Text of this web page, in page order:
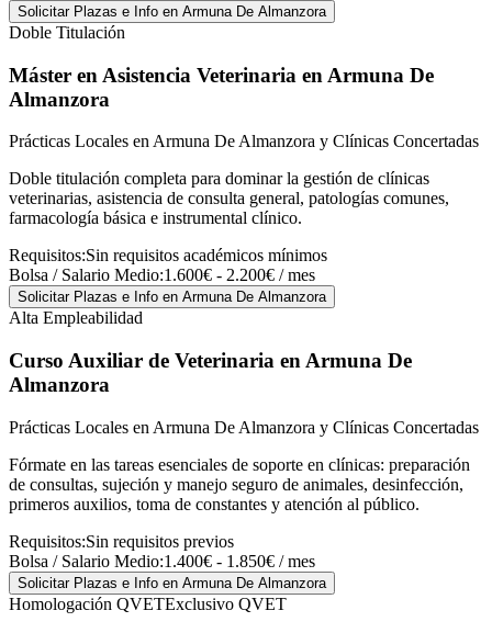
Solicitar Plazas e Info en Armuna De Almanzora
Doble Titulación
Máster en Asistencia Veterinaria en Armuna De
Almanzora
Prácticas Locales en Armuna De Almanzora y Clínicas Concertadas
Doble titulación completa para dominar la gestión de clínicas
veterinarias, asistencia de consulta general, patologías comunes,
farmacología básica e instrumental clínico.
Requisitos:Sin requisitos académicos mínimos
Bolsa / Salario Medio:1.600€ - 2.200€ / mes
Solicitar Plazas e Info en Armuna De Almanzora
Alta Empleabilidad
Curso Auxiliar de Veterinaria en Armuna De
Almanzora
Prácticas Locales en Armuna De Almanzora y Clínicas Concertadas
Fórmate en las tareas esenciales de soporte en clínicas: preparación
de consultas, sujeción y manejo seguro de animales, desinfección,
primeros auxilios, toma de constantes y atención al público.
Requisitos:Sin requisitos previos
Bolsa / Salario Medio:1.400€ - 1.850€ / mes
Solicitar Plazas e Info en Armuna De Almanzora
Homologación QVETExclusivo QVET